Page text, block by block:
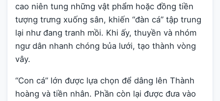
cao niên tung những vật phẩm hoặc đồng tiền
tượng trưng xuống sân, khiến “đàn cá” tập trung
lại như đang tranh mồi. Khi ấy, thuyền và nhóm
ngư dân nhanh chóng bủa lưới, tạo thành vòng
vây.
“Con cá” lớn được lựa chọn để dâng lên Thành
hoàng và tiền nhân. Phần còn lại được đưa vào